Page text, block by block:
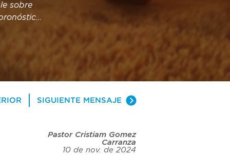
sobre
nos
SIGUIENTE MENSAJE
Pastor Cristiam Gomez
Carranza
10 de nov. de 2024